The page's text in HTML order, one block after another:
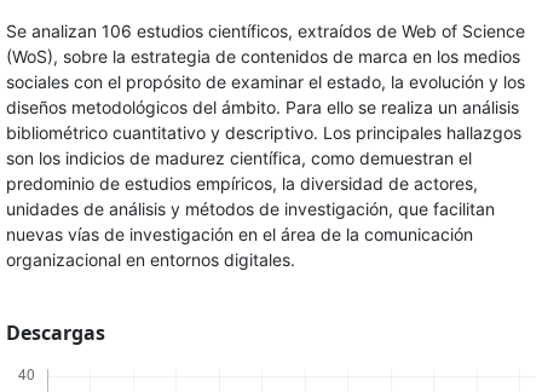
Se analizan 106 estudios científicos, extraídos de Web of Science
(WoS), sobre la estrategia de contenidos de marca en los medios
sociales con el propósito de examinar el estado, la evolución y los
diseños metodológicos del ámbito. Para ello se realiza un análisis
bibliométrico cuantitativo y descriptivo. Los principales hallazgos
son los indicios de madurez científica, como demuestran el
predominio de estudios empíricos, la diversidad de actores,
unidades de análisis y métodos de investigación, que facilitan
nuevas vías de investigación en el área de la comunicación
organizacional en entornos digitales.
Descargas